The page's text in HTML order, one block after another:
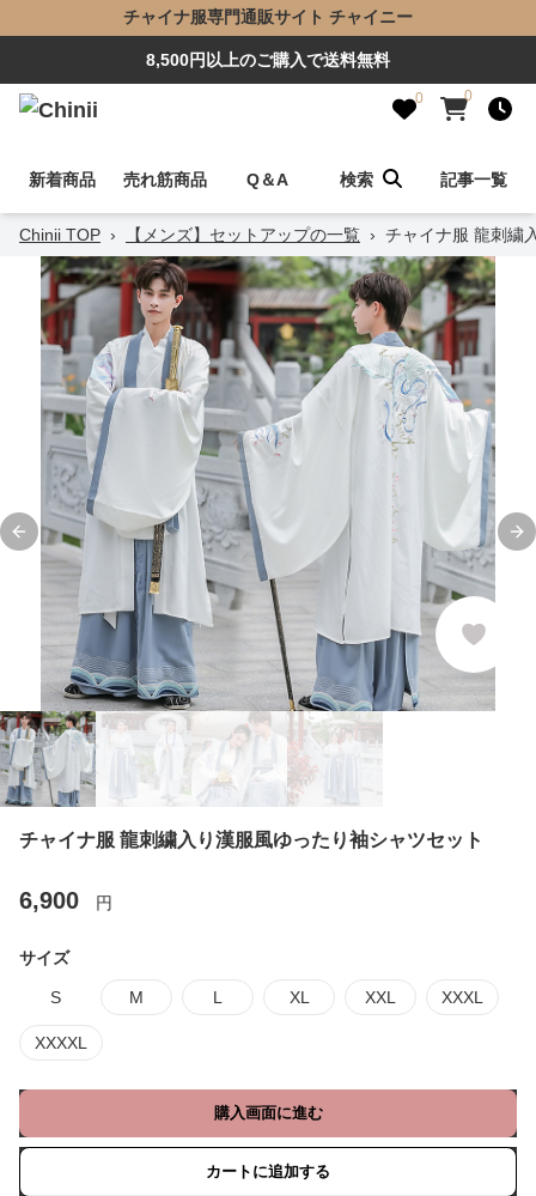
チャイナ服専門通販サイト チャイニー
8,500円以上のご購入で送料無料
0 0
新着商品 売れ筋商品 Q＆A 検索 記事一覧
Chinii TOP › 【メンズ】セットアップの一覧 › チャイナ服 龍刺繍
Previous slide
チャイナ服 龍刺繍入り漢服風ゆったり袖シャツセット
6,900 円
サイズ
S M L XL XXL XXXL
XXXXL
購入画面に進む
カートに追加する